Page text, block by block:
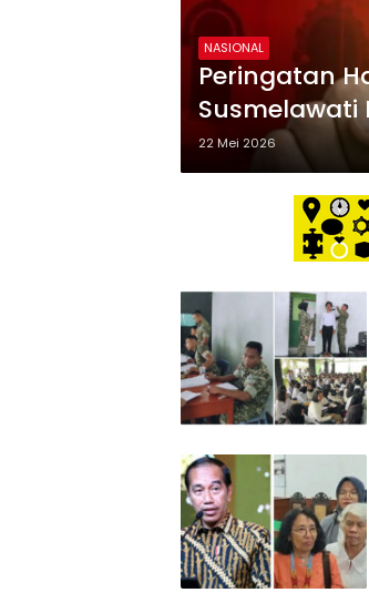
NASIONAL
Peringatan
Susmelawati
NKRI
22 Mei 2026